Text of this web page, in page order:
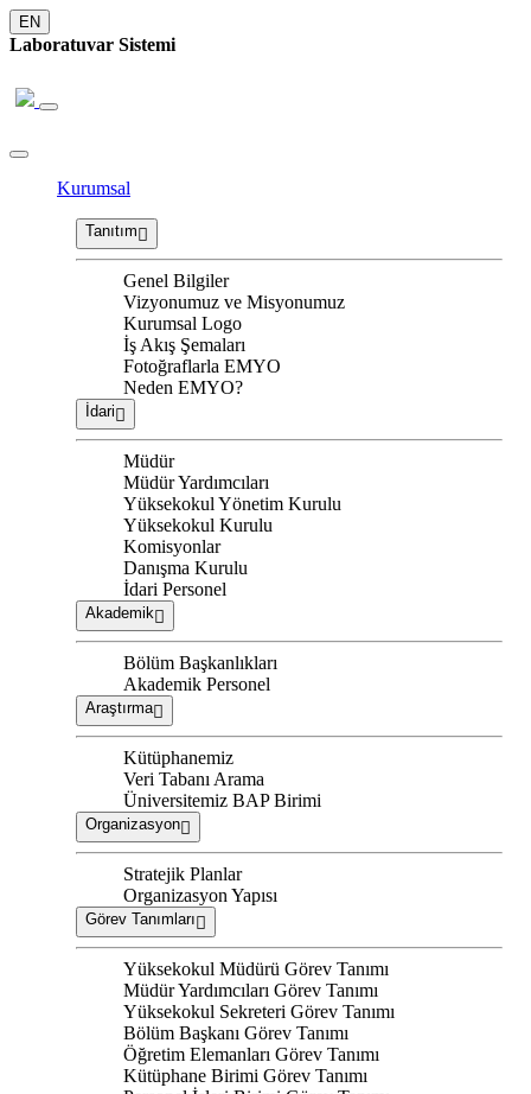
EN
Laboratuvar Sistemi
Kurumsal
Tanıtım
Genel Bilgiler
Vizyonumuz ve Misyonumuz
Kurumsal Logo
İş Akış Şemaları
Fotoğraflarla EMYO
Neden EMYO?
İdari
Müdür
Müdür Yardımcıları
Yüksekokul Yönetim Kurulu
Yüksekokul Kurulu
Komisyonlar
Danışma Kurulu
İdari Personel
Akademik
Bölüm Başkanlıkları
Akademik Personel
Araştırma
Kütüphanemiz
Veri Tabanı Arama
Üniversitemiz BAP Birimi
Organizasyon
Stratejik Planlar
Organizasyon Yapısı
Görev Tanımları
Yüksekokul Müdürü Görev Tanımı
Müdür Yardımcıları Görev Tanımı
Yüksekokul Sekreteri Görev Tanımı
Bölüm Başkanı Görev Tanımı
Öğretim Elemanları Görev Tanımı
Kütüphane Birimi Görev Tanımı